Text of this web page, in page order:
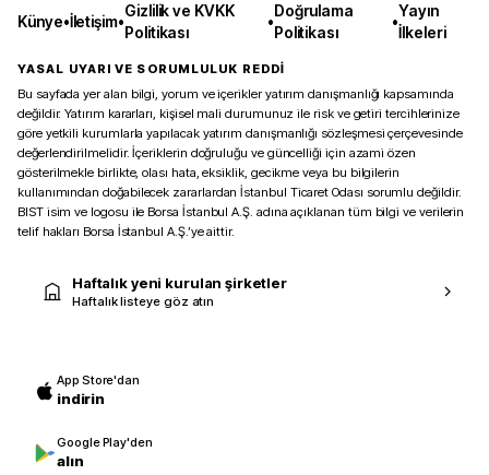
Künye•İletişim•
Gizlilik ve KVKK
Politikası
•
Doğrulama
Politikası
•
Yayın
İlkeleri
YASAL UYARI VE SORUMLULUK REDDİ
Bu sayfada yer alan bilgi, yorum ve içerikler yatırım danışmanlığı kapsamında
değildir. Yatırım kararları, kişisel mali durumunuz ile risk ve getiri tercihlerinize
göre yetkili kurumlarla yapılacak yatırım danışmanlığı sözleşmesi çerçevesinde
değerlendirilmelidir. İçeriklerin doğruluğu ve güncelliği için azami özen
gösterilmekle birlikte, olası hata, eksiklik, gecikme veya bu bilgilerin
kullanımından doğabilecek zararlardan İstanbul Ticaret Odası sorumlu değildir.
BIST isim ve logosu ile Borsa İstanbul A.Ş. adına açıklanan tüm bilgi ve verilerin
telif hakları Borsa İstanbul A.Ş.’ye aittir.
Haftalık yeni kurulan şirketler
Haftalık listeye göz atın
App Store'dan
indirin
Google Play'den
alın